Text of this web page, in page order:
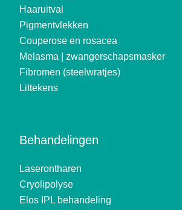
Haaruitval
Pigmentvlekken
Couperose en rosacea
Melasma | zwangerschapsmasker
Fibromen (steelwratjes)
Littekens
Behandelingen
Laserontharen
Cryolipolyse
Elos IPL behandeling